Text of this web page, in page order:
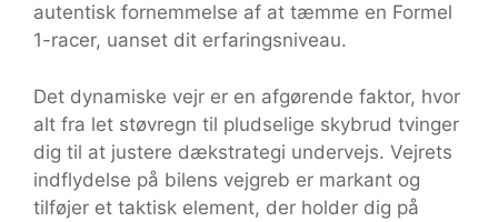
autentisk fornemmelse af at tæmme en Formel
1-racer, uanset dit erfaringsniveau.
Det dynamiske vejr er en afgørende faktor, hvor
alt fra let støvregn til pludselige skybrud tvinger
dig til at justere dækstrategi undervejs. Vejrets
indflydelse på bilens vejgreb er markant og
tilføjer et taktisk element, der holder dig på